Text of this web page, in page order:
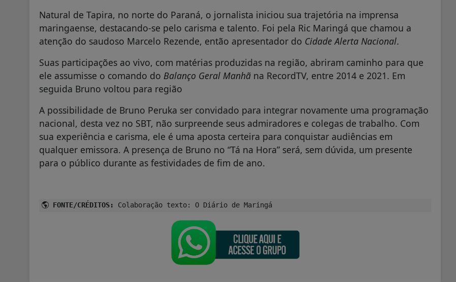
Natural de Tapira, no norte do Paraná, o jornalista iniciou sua trajetória na imprensa
maringaense, destacando-se pelo carisma e talento. Foi pela Ric Maringá que chamou a
atenção do saudoso Marcelo Rezende, então apresentador do Cidade Alerta Nacional.
Suas participações ao vivo, com matérias produzidas na região, abriram caminho para que
ele assumisse o comando do Balanço Geral Manhã na RecordTV, entre 2014 e 2021. Em
seguida Bruno voltou para região
A possibilidade de Bruno Peruka ser convidado para integrar novamente uma programação
nacional, desta vez no SBT, não surpreende seus admiradores e colegas de trabalho. Com
sua experiência e carisma, ele é uma aposta certeira para conquistar audiências em
qualquer emissora. A presença de Bruno no “Tá na Hora” será, sem dúvida, um presente
para o público durante as festividades de fim de ano.
FONTE/CRÉDITOS: Colaboração texto: O Diário de Maringá